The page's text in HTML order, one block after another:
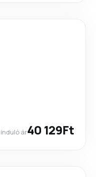
induló ár40 129Ft